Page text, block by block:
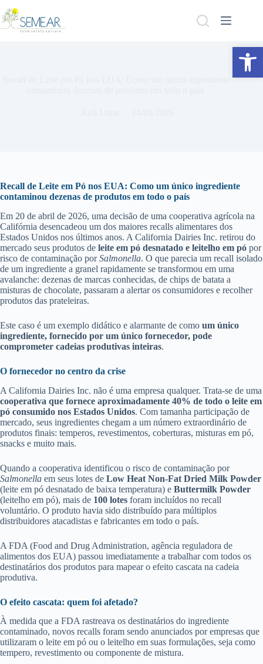
Abrir a barra de ferramentas
Recall de Leite em Pó nos EUA: Como um único ingrediente
contaminou dezenas de produtos em todo o país
Em 20 de abril de 2026, uma decisão de uma cooperativa agrícola na
Califórnia desencadeou um dos maiores recalls alimentares dos
Estados Unidos nos últimos anos. A California Dairies Inc. retirou do
mercado seus produtos de leite em pó desnatado e leitelho em pó por
risco de contaminação porSalmonella. O que parecia um recall isolado
de um ingrediente a granel rapidamente se transformou em uma
avalanche: dezenas de marcas conhecidas, de chips de batata a
misturas de chocolate, passaram a alertar os consumidores e recolher
produtos das prateleiras.
Este caso é um exemplo didático e alarmante de como um único
ingrediente, fornecido por um único fornecedor, pode
comprometer cadeias produtivas inteiras.
O fornecedor no centro da crise
A California Dairies Inc. não é uma empresa qualquer. Trata-se de uma
cooperativa que fornece aproximadamente 40% de todo o leite em
pó consumido nos Estados Unidos. Com tamanha participação de
mercado, seus ingredientes chegam a um número extraordinário de
produtos finais: temperos, revestimentos, coberturas, misturas em pó,
snacks e muito mais.
Quando a cooperativa identificou o risco de contaminação por
Salmonella em seus lotes de Low Heat Non-Fat Dried Milk Powder
(leite em pó desnatado de baixa temperatura) e Buttermilk Powder
(leitelho em pó), mais de 100 lotes foram incluídos no recall
voluntário. O produto havia sido distribuído para múltiplos
distribuidores atacadistas e fabricantes em todo o país.
A FDA (Food and Drug Administration, agência reguladora de
alimentos dos EUA) passou imediatamente a trabalhar com todos os
destinatários dos produtos para mapear o efeito cascata na cadeia
produtiva.
O efeito cascata: quem foi afetado?
À medida que a FDA rastreava os destinatários do ingrediente
contaminado, novos recalls foram sendo anunciados por empresas que
utilizaram o leite em pó ou o leitelho em suas formulações, seja como
tempero, revestimento ou componente de mistura.